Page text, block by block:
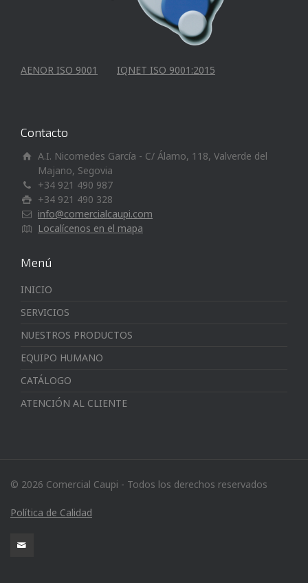
AENOR ISO 9001 IQNET ISO 9001:2015
Contacto
A.I. Nicomedes García - C/ Álamo, 118, Valverde del
Majano, Segovia
+34 921 490 987
+34 921 490 328
info@comercialcaupi.com
Localícenos en el mapa
Menú
INICIO
SERVICIOS
NUESTROS PRODUCTOS
EQUIPO HUMANO
CATÁLOGO
ATENCIÓN AL CLIENTE
© 2026 Comercial Caupi - Todos los derechos reservados
Política de Calidad